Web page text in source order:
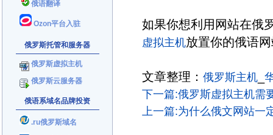
俄语翻译
Ozon平台入驻
俄罗斯托管和服务器
俄罗斯虚拟主机
俄罗斯云服务器
俄语系域名品牌投资
.ru俄罗斯域名
如果你想利用网站在俄
虚拟主机放置你的俄语
文章整理： 俄罗斯主机
下一篇:俄罗斯虚拟主机需
上一篇:为什么俄文网站一